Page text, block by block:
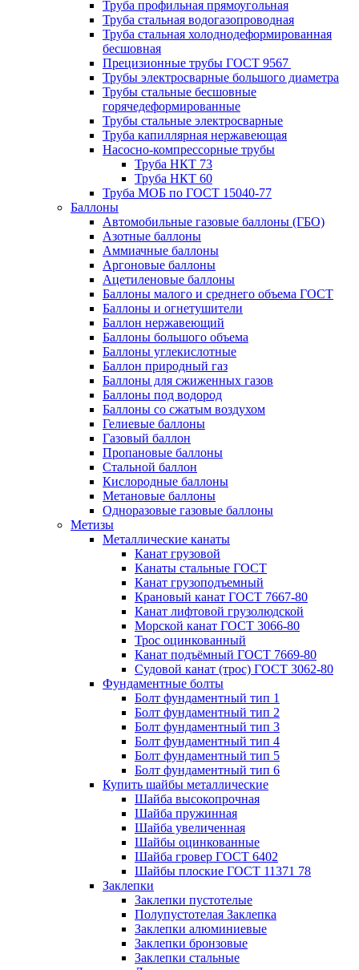
Труба профильная прямоугольная
Труба стальная водогазопроводная
Труба стальная холоднодеформированная
бесшовная
Прецизионные трубы ГОСТ 9567
Трубы электросварные большого диаметра
Трубы стальные бесшовные
горячедеформированные
Трубы стальные электросварные
Труба капиллярная нержавеющая
Насосно-компрессорные трубы
Труба НКТ 73
Труба НКТ 60
Труба МОБ по ГОСТ 15040-77
Баллоны
Автомобильные газовые баллоны (ГБО)
Азотные баллоны
Аммиачные баллоны
Аргоновые баллоны
Ацетиленовые баллоны
Баллоны малого и среднего объема ГОСТ
Баллоны и огнетушители
Баллон нержавеющий
Баллоны большого объема
Баллоны углекислотные
Баллон природный газ
Баллоны для сжиженных газов
Баллоны под водород
Баллоны со сжатым воздухом
Гелиевые баллоны
Газовый баллон
Пропановые баллоны
Стальной баллон
Кислородные баллоны
Метановые баллоны
Одноразовые газовые баллоны
Метизы
Металлические канаты
Канат грузовой
Канаты стальные ГОСТ
Канат грузоподъемный
Крановый канат ГОСТ 7667-80
Канат лифтовой грузолюдской
Морской канат ГОСТ 3066-80
Трос оцинкованный
Канат подъёмный ГОСТ 7669-80
Судовой канат (трос) ГОСТ 3062-80
Фундаментные болты
Болт фундаментный тип 1
Болт фундаментный тип 2
Болт фундаментный тип 3
Болт фундаментный тип 4
Болт фундаментный тип 5
Болт фундаментный тип 6
Купить шайбы металлические
Шайба высокопрочная
Шайба пружинная
Шайба увеличенная
Шайбы оцинкованные
Шайба гровер ГОСТ 6402
Шайбы плоские ГОСТ 11371 78
Заклепки
Заклепки пустотелые
Полупустотелая Заклепка
Заклепки алюминиевые
Заклепки бронзовые
Заклепки стальные